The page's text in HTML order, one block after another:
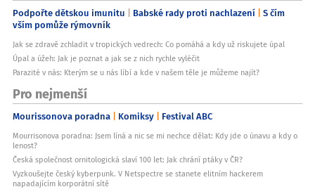
Podpořte dětskou imunitu Babské rady proti nachlazení S čím
vším pomůže rýmovník
Jak se zdravě zchladit v tropických vedrech: Co pomáhá a kdy už riskujete úpal
Úpal a úžeh: Jak je poznat a jak se z nich rychle vyléčit
Parazité v nás: Kterým se u nás líbí a kde v našem těle je můžeme najít?
Pro nejmenší
Mourissonova poradna Komiksy Festival ABC
Mourrisonova poradna: Jsem líná a nic se mi nechce dělat: Kdy jde o únavu a kdy o
lenost?
Česká společnost ornitologická slaví 100 let: Jak chrání ptáky v ČR?
Vyzkoušejte český kyberpunk. V Netspectre se stanete elitním hackerem
napadajícím korporátní sítě